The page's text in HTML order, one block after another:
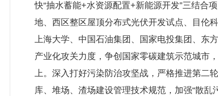
快“抽水蓄能+水资源配置+新能源开发”三结合
地、西区整区屋顶分布式光伏开发试点、目伦
上海大学、中国石油集团、国家电投集团、东
产业化攻关力度，争创国家零碳建筑示范城市
上。深入打好污染防治攻坚战，严格推进第二
库、堆场、渣场建设管理技术规范，加强“散